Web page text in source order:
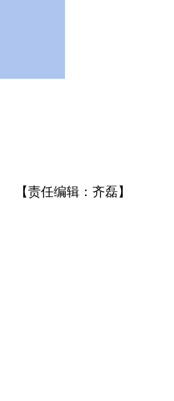
【责任编辑：齐磊】